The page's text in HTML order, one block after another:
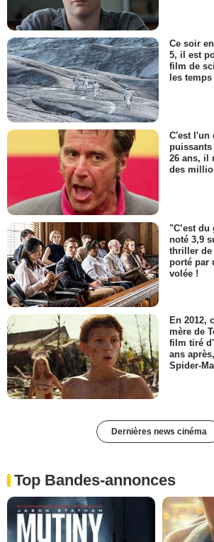
Ce soir
5, il est
film de
les temps
C'est l'un
26 ans, il
des
"C’est
noté 3,9
thriller de
porté par
volée !
En 2012,
mère de
film tiré
ans
Spider-
Dernières news cinéma
Top Bandes-annonces